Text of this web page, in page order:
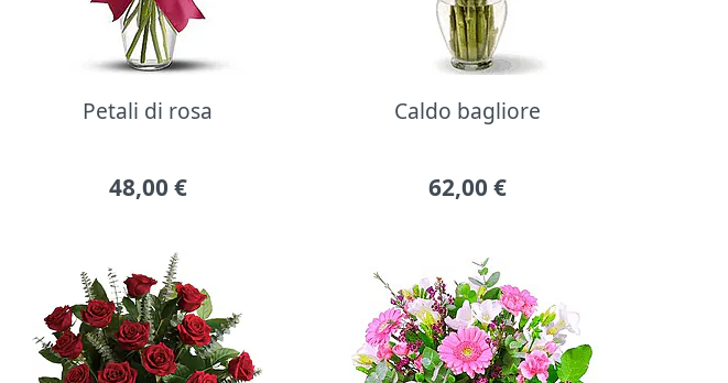
Petali di rosa
48,00 €
Caldo bagliore
62,00 €